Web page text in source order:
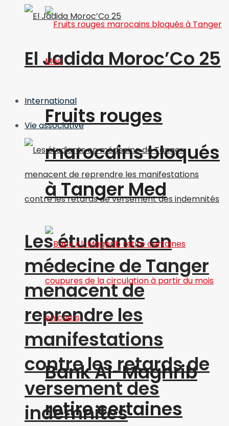
El Jadida Moroc’Co 25
International
Vie associative
Les étudiants en
médecine de Tanger
menacent de
reprendre les
manifestations
contre les retards de
versement des
indemnités
Fruits rouges
marocains bloqués
à Tanger Med
Bank Al-Maghrib
retire certaines